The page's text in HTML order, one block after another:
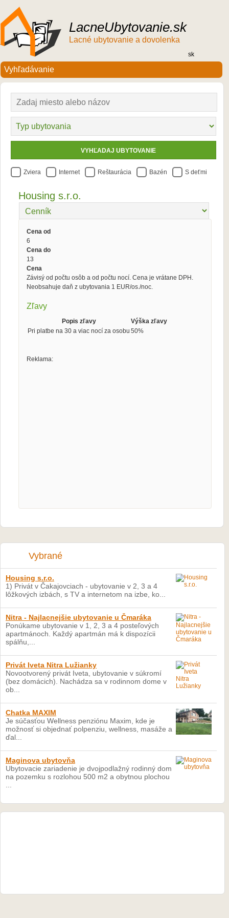
LacneUbytovanie.sk
Lacné ubytovanie a dovolenka
sk
Zviera Internet Reštaurácia Bazén S deťmi
Housing s.r.o.
Cena od
6
Cena do
13
Cena
Závisý od počtu osôb a od počtu nocí. Cena je vrátane DPH.
Neobsahuje daň z ubytovania 1 EUR/os./noc.
Zľavy
Popis zľavy
Výška zľavy
Pri platbe na 30 a viac nocí za osobu 50%
Reklama:
Vybrané
Housing s.r.o.
1) Privát v Čakajovciach - ubytovanie v 2, 3 a 4
lôžkových izbách, s TV a internetom na izbe, ko...
Nitra - Najlacnejšie ubytovanie u Čmaráka
Ponúkame ubytovanie v 1, 2, 3 a 4 posteľových
apartmánoch. Každý apartmán má k dispozícii
spálňu,...
Privát Iveta Nitra Lužianky
Novootvorený privát Iveta, ubytovanie v súkromí
(bez domácich). Nachádza sa v rodinnom dome v
ob...
Chatka MAXIM
Je súčasťou Wellness penziónu Maxim, kde je
možnosť si objednať polpenziu, wellness, masáže a
ďal...
Maginova ubytovňa
Ubytovacie zariadenie je dvojpodlažný rodinný dom
na pozemku s rozlohou 500 m2 a obytnou plochou